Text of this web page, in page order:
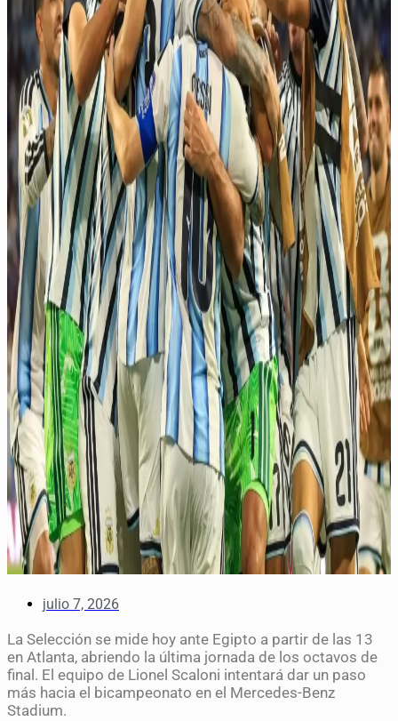
julio 7, 2026
La Selección se mide hoy ante Egipto a partir de las 13
en Atlanta, abriendo la última jornada de los octavos de
final. El equipo de Lionel Scaloni intentará dar un paso
más hacia el bicampeonato en el Mercedes-Benz
Stadium.